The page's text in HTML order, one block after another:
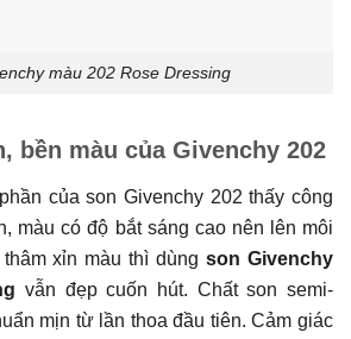
màu 202 Rose Dressing
bền màu của Givenchy 202
của son Givenchy 202 thấy công
màu có độ bắt sáng cao nên lên môi
xỉn màu thì dùngson Givenchy
vẫn đẹp cuốn hút. Chất son semi-
mịn từ lần thoa đầu tiên. Cảm giác